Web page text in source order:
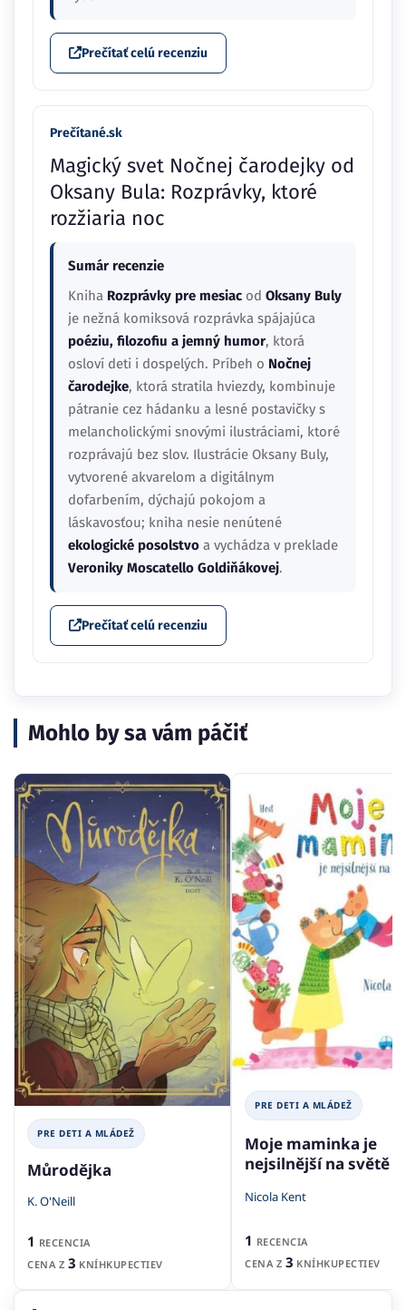
Prečítať celú recenziu
Prečítané.sk
Magický svet Nočnej čarodejky od
Oksany Bula: Rozprávky, ktoré
rozžiaria noc
Sumár recenzie
Kniha Rozprávky pre mesiac od Oksany Buly
je nežná komiksová rozprávka spájajúca
poéziu, filozofiu a jemný humor, ktorá
osloví deti i dospelých. Príbeh o Nočnej
čarodejke, ktorá stratila hviezdy, kombinuje
pátranie cez hádanku a lesné postavičky s
melancholickými snovými ilustráciami, ktoré
rozprávajú bez slov. Ilustrácie Oksany Buly,
vytvorené akvarelom a digitálnym
dofarbením, dýchajú pokojom a
láskavosťou; kniha nesie nenútené
ekologické posolstvo a vychádza v preklade
Veroniky Moscatello Goldiňákovej.
Prečítať celú recenziu
Mohlo by sa vám páčiť
PRE DETI A MLÁDEŽ
Můrodějka
K. O'Neill
1 RECENCIA
CENA Z 3 KNÍHKUPECTIEV
PRE DETI A MLÁDEŽ
Moje maminka je
nejsilnější na světě
Nicola Kent
1 RECENCIA
CENA Z 3 KNÍHKUPECTIEV